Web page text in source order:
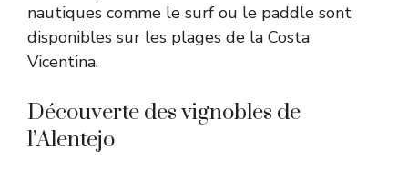
nautiques comme le surf ou le paddle sont
disponibles sur les plages de la Costa
Vicentina.
Découverte des vignobles de
l’Alentejo